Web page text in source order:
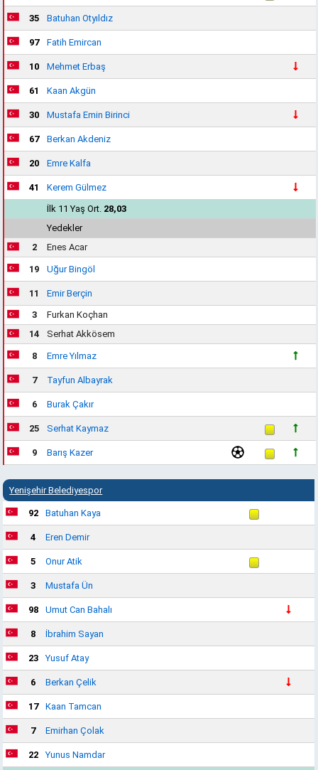
35 Batuhan Otyıldız
97 Fatih Emircan
10 Mehmet Erbaş
61 Kaan Akgün
30 Mustafa Emin Birinci
67 Berkan Akdeniz
20 Emre Kalfa
41
Kerem Gülmez
İlk 11 Yaş Ort. 28,03
Yedekler
2
Enes Acar
19 Uğur Bingöl
11
Emir Berçin
3
Furkan Koçhan
14
Serhat Akkösem
8 Emre Yılmaz
7 Tayfun Albayrak
6 Burak Çakır
25 Serhat Kaymaz
9 Barış Kazer
Yenişehir Belediyespor
92 Batuhan Kaya
4 Eren Demir
5 Onur Atik
3 Mustafa Ün
98 Umut Can Bahalı
8 İbrahim Sayan
23 Yusuf Atay
6 Berkan Çelik
17 Kaan Tamcan
7 Emirhan Çolak
22
Yunus Namdar